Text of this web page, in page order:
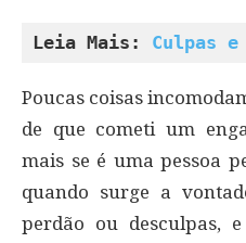
Leia Mais: Culpas e
Poucas coisas
de que cometi um
mais se é uma pessoa
quando surge a
perdão ou desculpas,